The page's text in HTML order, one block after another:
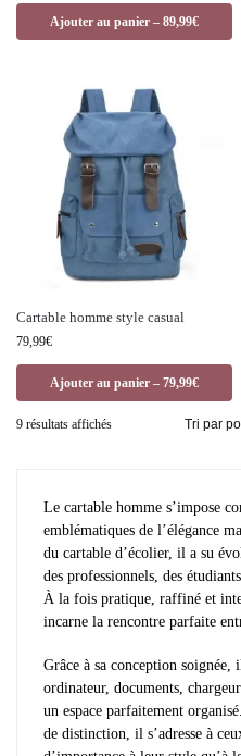
Ajouter au panier – 89,99€
Cartable homme style casual
79,99€
Ajouter au panier – 79,99€
9 résultats affichés
Le cartable homme s’impose
emblématiques de l’élégance
du cartable d’écolier, il a su
des professionnels, des
À la fois pratique, raffiné et
incarne la rencontre parfaite
Grâce à sa conception soignée,
ordinateur, documents,
un espace parfaitement
de distinction, il s’adresse à